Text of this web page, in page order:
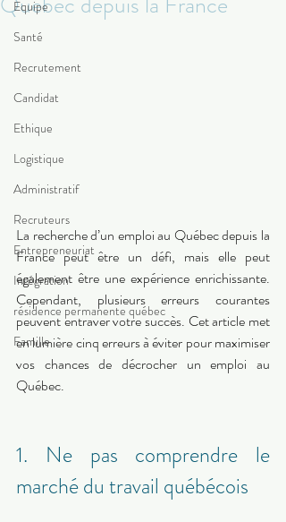
Equipe
Santé
Recrutement
Candidat
Ethique
Logistique
Administratif
Recruteurs
Entrepreneuriat
Intégration
résidence permanente québec
Famille
La recherche d’un emploi au Québec depuis la
France peut être un défi, mais elle peut
également être une expérience enrichissante.
Cependant, plusieurs erreurs courantes
peuvent entraver votre succès. Cet article met
en lumière cinq erreurs à éviter pour maximiser
vos chances de décrocher un emploi au
Québec.
1. Ne pas comprendre le
marché du travail québécois